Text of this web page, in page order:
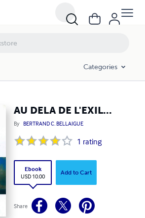
Categories
AU DELA DE L'EXIL...
By BERTRAND C. BELLAIGUE
1 rating
Ebook
USD 10.00
Add to Cart
Share